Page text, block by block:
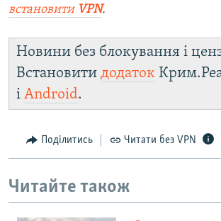
встановити VPN.
Новини без блокування і
Встановити додаток
і Android.
Поділитись Читати без VPN
Читайте також